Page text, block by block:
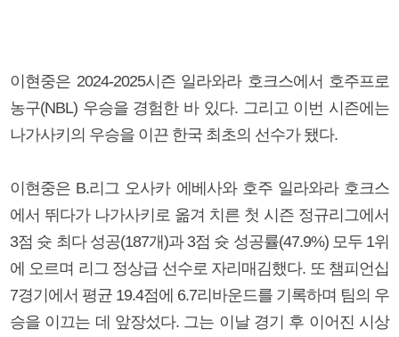
이현중은 2024-2025시즌 일라와라 호크스에서 호주프로
농구(NBL) 우승을 경험한 바 있다. 그리고 이번 시즌에는
나가사키의 우승을 이끈 한국 최초의 선수가 됐다.
이현중은 B.리그 오사카 에베사와 호주 일라와라 호크스
에서 뛰다가 나가사키로 옮겨 치른 첫 시즌 정규리그에서
3점 슛 최다 성공(187개)과 3점 슛 성공률(47.9%) 모두 1위
에 오르며 리그 정상급 선수로 자리매김했다. 또 챔피언십
7경기에서 평균 19.4점에 6.7리바운드를 기록하며 팀의 우
승을 이끄는 데 앞장섰다. 그는 이날 경기 후 이어진 시상